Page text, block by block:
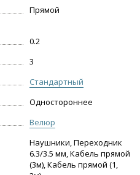
Прямой
0.2
3
Стандартный
Одностороннее
Велюр
Наушники, Переходник
6.3/3.5 мм, Кабель прямой
(3м), Кабель прямой (1,